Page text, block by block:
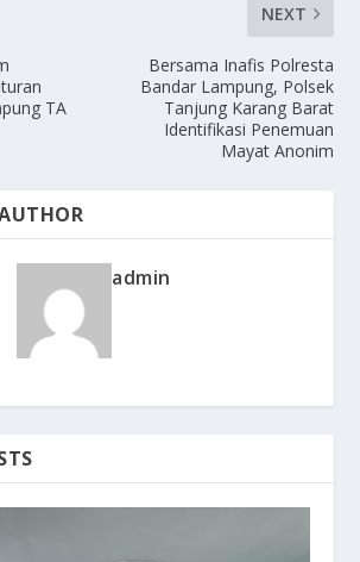
TA
NEXT
Bersama Inafis Polresta
Bandar Lampung, Polsek
Tanjung Karang Barat
Identifikasi Penemuan
Mayat Anonim
admin